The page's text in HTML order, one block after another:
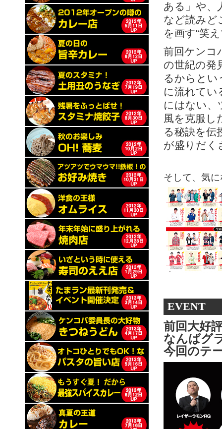
ある」や、
など読みど
を画す“笑
前回ケンコ
の世紀の発
るからとい
に流れてい
にはない、
風を克服し
る秘訣を伝
が盛りだく
そして、気
EVENT
前回大好
なんばグ
今回のテ